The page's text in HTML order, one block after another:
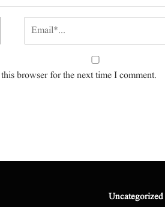
browser for the next time I comment.
Uncategorized